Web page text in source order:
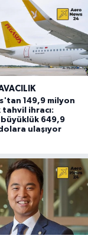
149,9 milyon
tahvil ihracı:
büyüklük 649,9
ulaşıyor